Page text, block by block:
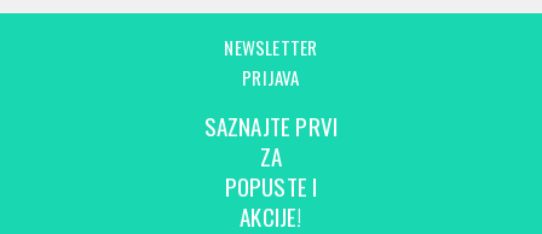
NEWSLETTER
PRIJAVA
SAZNAJTE PRVI
ZA
POPUSTE I
AKCIJE!